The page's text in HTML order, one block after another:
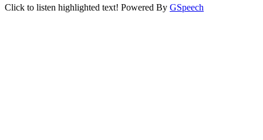
Click to listen highlighted text! Powered By GSpeech